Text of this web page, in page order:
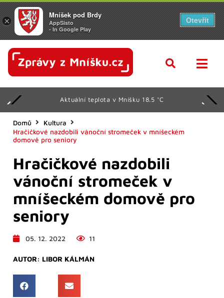
Aktuální teplota v Mníšku 18.5 °C
Domů
Kultura
Hračičkové nazdobili vánoční stromeček v mníšeckém
domově pro seniory
Hračičkové nazdobili
vánoční stromeček v
mníšeckém domově pro
seniory
05. 12. 2022 11
AUTOR: LIBOR KÁLMÁN
×
Mníšek pod Brdy
AppSisto
- In Google Play
Otevřít